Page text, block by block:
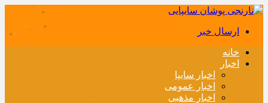
ارسال خبر
خانه
اخبار
اخبار سایپا
اخبار عمومی
اخبار مذهبی